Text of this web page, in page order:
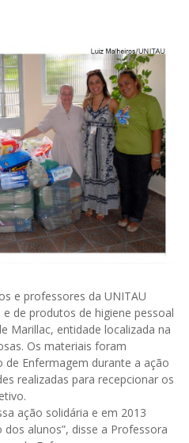
e professores da UNITAU
de produtos de higiene pessoal
Marillac, entidade localizada na
Os materiais foram
Enfermagem durante a ação
realizadas para recepcionar os
ação solidária e em 2013
alunos”, disse a Professora